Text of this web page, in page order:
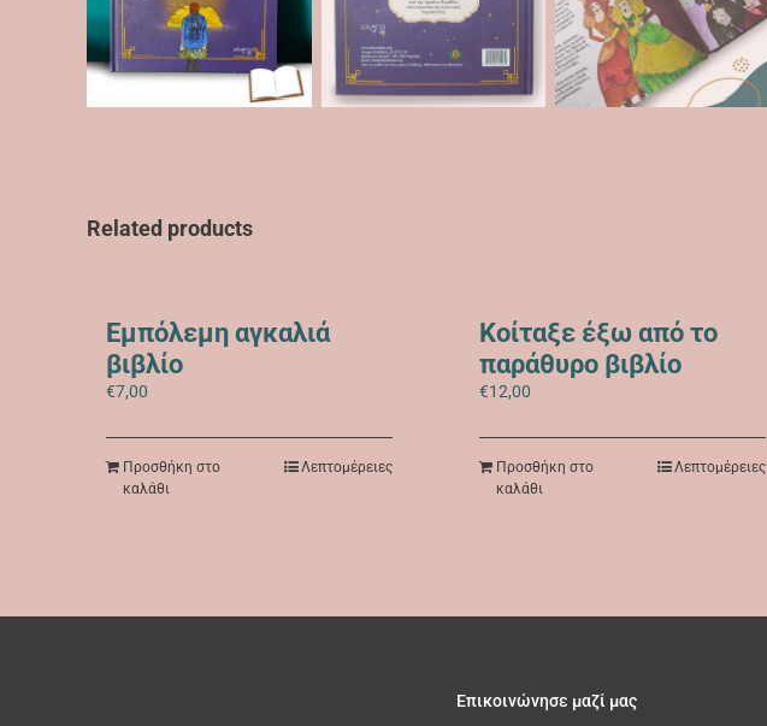
Related products
Εμπόλεμη αγκαλιά
βιβλίο
€7,00
Προσθήκη στο
καλάθι
Λεπτομέρειες
Κοίταξε έξω από το
παράθυρο βιβλίο
€12,00
Προσθήκη στο
καλάθι
Λεπτομέρειες
Επικοινώνησε μαζί μας